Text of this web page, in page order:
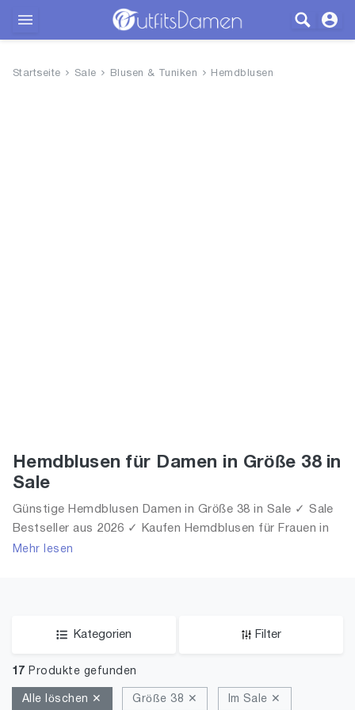
Startseite Sale Blusen & Tuniken Hemdblusen
Hemdblusen für Damen in Größe 38 in
Sale
Günstige Hemdblusen Damen in Größe 38 in Sale ✓ Sale
Bestseller aus 2026 ✓ Kaufen Hemdblusen für Frauen in
Größe 38 in Sale!
Mehr lesen
Kategorien Filter
17 Produkte gefunden
Alle löschen ✕ Größe 38 ✕ Im Sale ✕